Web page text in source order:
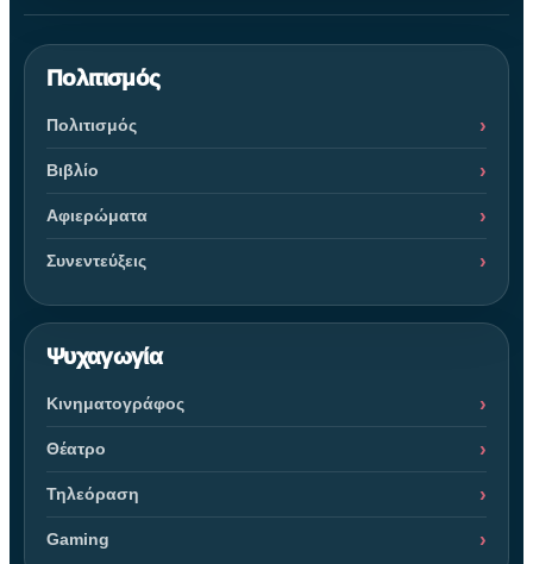
Πολιτισμός
Πολιτισμός
Βιβλίο
Αφιερώματα
Συνεντεύξεις
Ψυχαγωγία
Κινηματογράφος
Θέατρο
Τηλεόραση
Gaming